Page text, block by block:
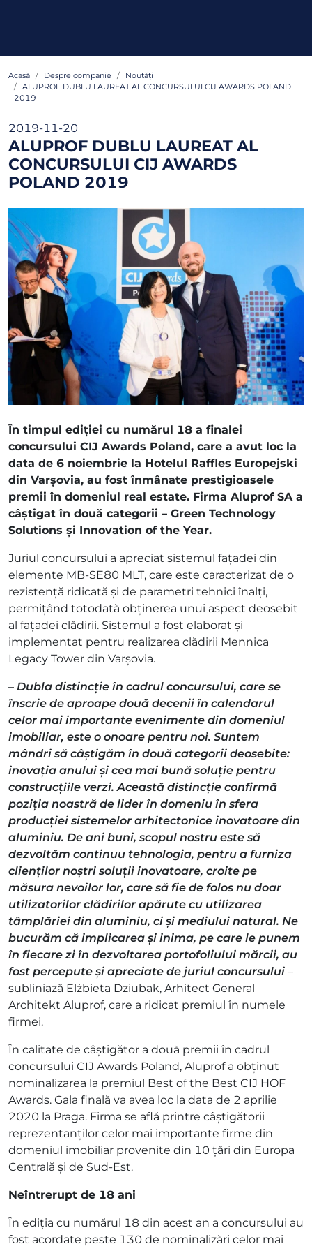
Acasă Despre companie
Noutăți
ALUPROF DUBLU LAUREAT AL CONCURSULUI CIJ AWARDS POLAND
2019
2019-11-20
ALUPROF DUBLU LAUREAT AL
CONCURSULUI CIJ AWARDS
POLAND 2019
În timpul ediției cu numărul 18 a finalei
concursului CIJ Awards Poland, care a avut loc la
data de 6 noiembrie la Hotelul Raffles Europejski
din Varșovia, au fost înmânate prestigioasele
premii în domeniul real estate. Firma Aluprof SA a
câștigat în două categorii – Green Technology
Solutions și Innovation of the Year.
Juriul concursului a apreciat sistemul fațadei din
elemente MB-SE80 MLT, care este caracterizat de o
rezistență ridicată și de parametri tehnici înalți,
permițând totodată obținerea unui aspect deosebit
al fațadei clădirii. Sistemul a fost elaborat și
implementat pentru realizarea clădirii Mennica
Legacy Tower din Varșovia.
– Dubla distincție în cadrul concursului, care se
înscrie de aproape două decenii în calendarul
celor mai importante evenimente din domeniul
imobiliar, este o onoare pentru noi. Suntem
mândri să câștigăm în două categorii deosebite:
inovația anului și cea mai bună soluție pentru
construcțiile verzi. Această distincție confirmă
poziția noastră de lider în domeniu în sfera
producției sistemelor arhitectonice inovatoare din
aluminiu. De ani buni, scopul nostru este să
dezvoltăm continuu tehnologia, pentru a furniza
clienților noștri soluții inovatoare, croite pe
măsura nevoilor lor, care să fie de folos nu doar
utilizatorilor clădirilor apărute cu utilizarea
tâmplăriei din aluminiu, ci și mediului natural. Ne
bucurăm că implicarea și inima, pe care le punem
în fiecare zi în dezvoltarea portofoliului mărcii, au
fost percepute și apreciate de juriul concursului –
subliniază Elżbieta Dziubak, Arhitect General
Architekt Aluprof, care a ridicat premiul în numele
firmei.
În calitate de câștigător a două premii în cadrul
concursului CIJ Awards Poland, Aluprof a obținut
nominalizarea la premiul Best of the Best CIJ HOF
Awards. Gala finală va avea loc la data de 2 aprilie
2020 la Praga. Firma se află printre câștigătorii
reprezentanților celor mai importante firme din
domeniul imobiliar provenite din 10 țări din Europa
Centrală și de Sud-Est.
Neîntrerupt de 18 ani
În ediția cu numărul 18 din acest an a concursului au
fost acordate peste 130 de nominalizări celor mai